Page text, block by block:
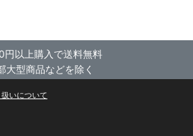
円以上購入で送料無料
大型商品などを除く
いについて